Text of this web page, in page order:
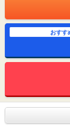
おすす